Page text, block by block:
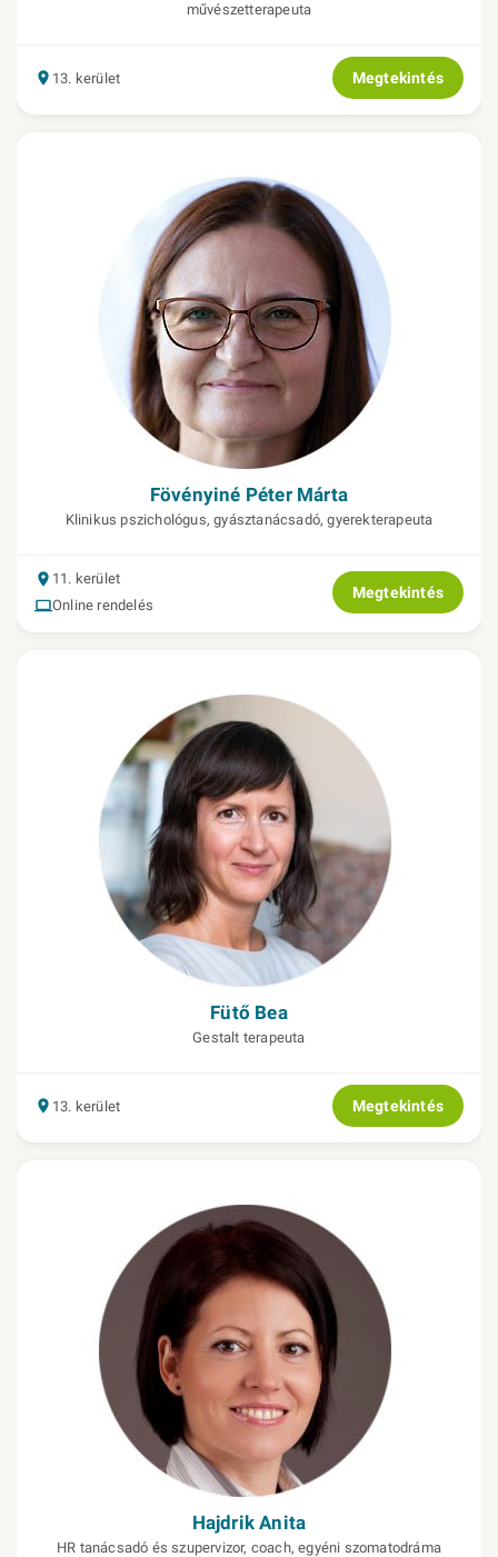
művészetterapeuta
13. kerület Megtekintés
Fövényiné Péter Márta
Klinikus pszichológus, gyásztanácsadó, gyerekterapeuta
11. kerület
Online rendelés
Megtekintés
Fütő Bea
Gestalt terapeuta
13. kerület Megtekintés
Hajdrik Anita
HR tanácsadó és szupervizor, coach, egyéni szomatodráma